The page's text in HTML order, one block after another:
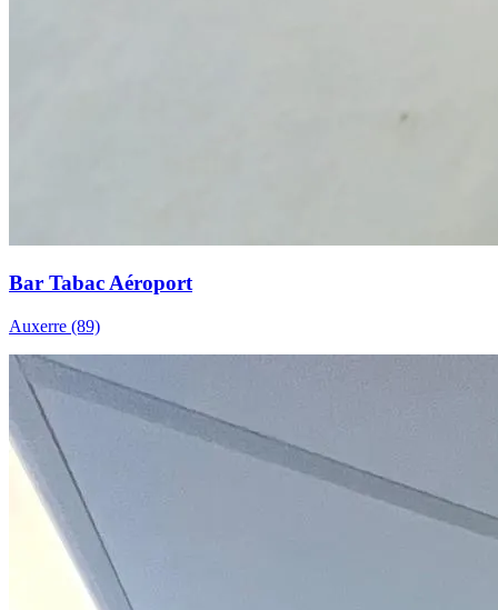
Bar Tabac Aéroport
Auxerre (89)